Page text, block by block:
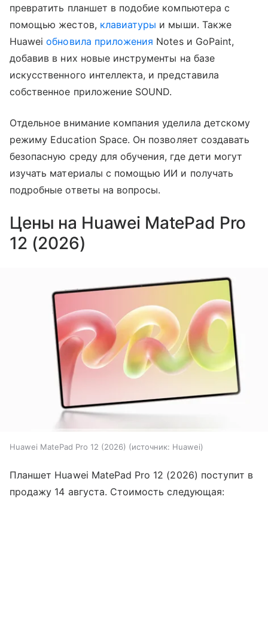
превратить планшет в подобие компьютера с
помощью жестов, клавиатуры и мыши. Также
Huaweiобновила приложения Notes и GoPaint,
добавив в них новые инструменты на базе
искусственного интеллекта, и представила
собственное приложение SOUND.
Отдельное внимание компания уделила детскому
режиму Education Space. Он позволяет создавать
безопасную среду для обучения, где дети могут
изучать материалы с помощью ИИ и получать
подробные ответы на вопросы.
Цены на Huawei MatePad Pro
12 (2026)
Huawei MatePad Pro 12 (2026) источник: Huawei
Планшет Huawei MatePad Pro 12 (2026) поступит в
продажу 14 августа. Стоимость следующая: